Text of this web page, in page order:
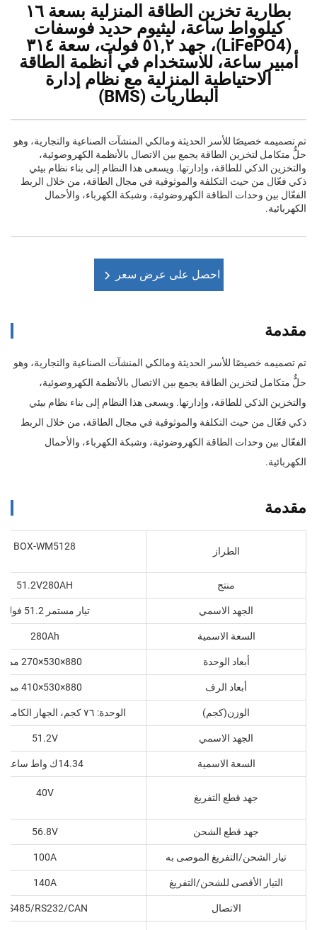
بطارية تخزين الطاقة المنزلية بسعة ١٦
كيلوواط ساعة، ليثيوم حديد فوسفات
(LiFePO4)، جهد ٥١,٢ فولت، سعة ٣١٤
أمبير ساعة، للاستخدام في أنظمة الطاقة
الاحتياطية المنزلية مع نظام إدارة
البطاريات (BMS)
تم تصميمه خصيصًا للأسر الحديثة ومالكي المنشآت الصناعية والتجارية، وهو
حلٌّ متكامل لتخزين الطاقة يجمع بين الاتصال بالأنظمة الكهروضوئية،
والتخزين الذكي للطاقة، وإدارتها. ويسعى هذا النظام إلى بناء نظام بيئي
ذكي فعّال من حيث التكلفة والموثوقية في مجال الطاقة، من خلال الربط
الفعّال بين وحدات الطاقة الكهروضوئية، وشبكة الكهرباء، والأحمال
الكهربائية.
احصل على عرض سعر
مقدمة
تم تصميمه خصيصًا للأسر الحديثة ومالكي المنشآت الصناعية والتجارية، وهو
حلٌّ متكامل لتخزين الطاقة يجمع بين الاتصال بالأنظمة الكهروضوئية،
والتخزين الذكي للطاقة، وإدارتها. ويسعى هذا النظام إلى بناء نظام بيئي
ذكي فعّال من حيث التكلفة والموثوقية في مجال الطاقة، من خلال الربط
الفعّال بين وحدات الطاقة الكهروضوئية، وشبكة الكهرباء، والأحمال
الكهربائية.
مقدمة
الطراز BOX-WM5128
منتج 51.2V280AH
الجهد الاسمي تيار مستمر 51.2 فولت
السعة الاسمية 280Ah
أبعاد الوحدة 880×530×270 مم
أبعاد الرف 880×530×410 مم
الوزن(كجم) الوحدة: ٧٦ كجم، الجهاز الكامل: ١١٠ كجم
الجهد الاسمي 51.2V
السعة الاسمية 14.34ك واط ساعة
جهد قطع التفريغ 40V
جهد قطع الشحن 56.8V
تيار الشحن/التفريغ الموصى به 100A
التيار الأقصى للشحن/التفريغ 140A
الاتصال RS485/RS232/CAN